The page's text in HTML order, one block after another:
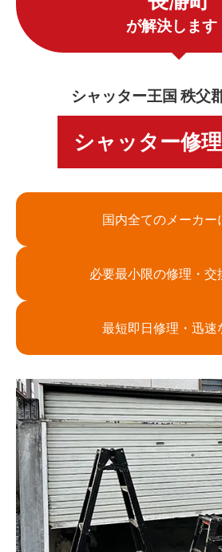
が解決します
シャッター王国 秩父
シャッター修
国内全てのメーカー
必要最小限の修理・交
最短即日修理・迅速